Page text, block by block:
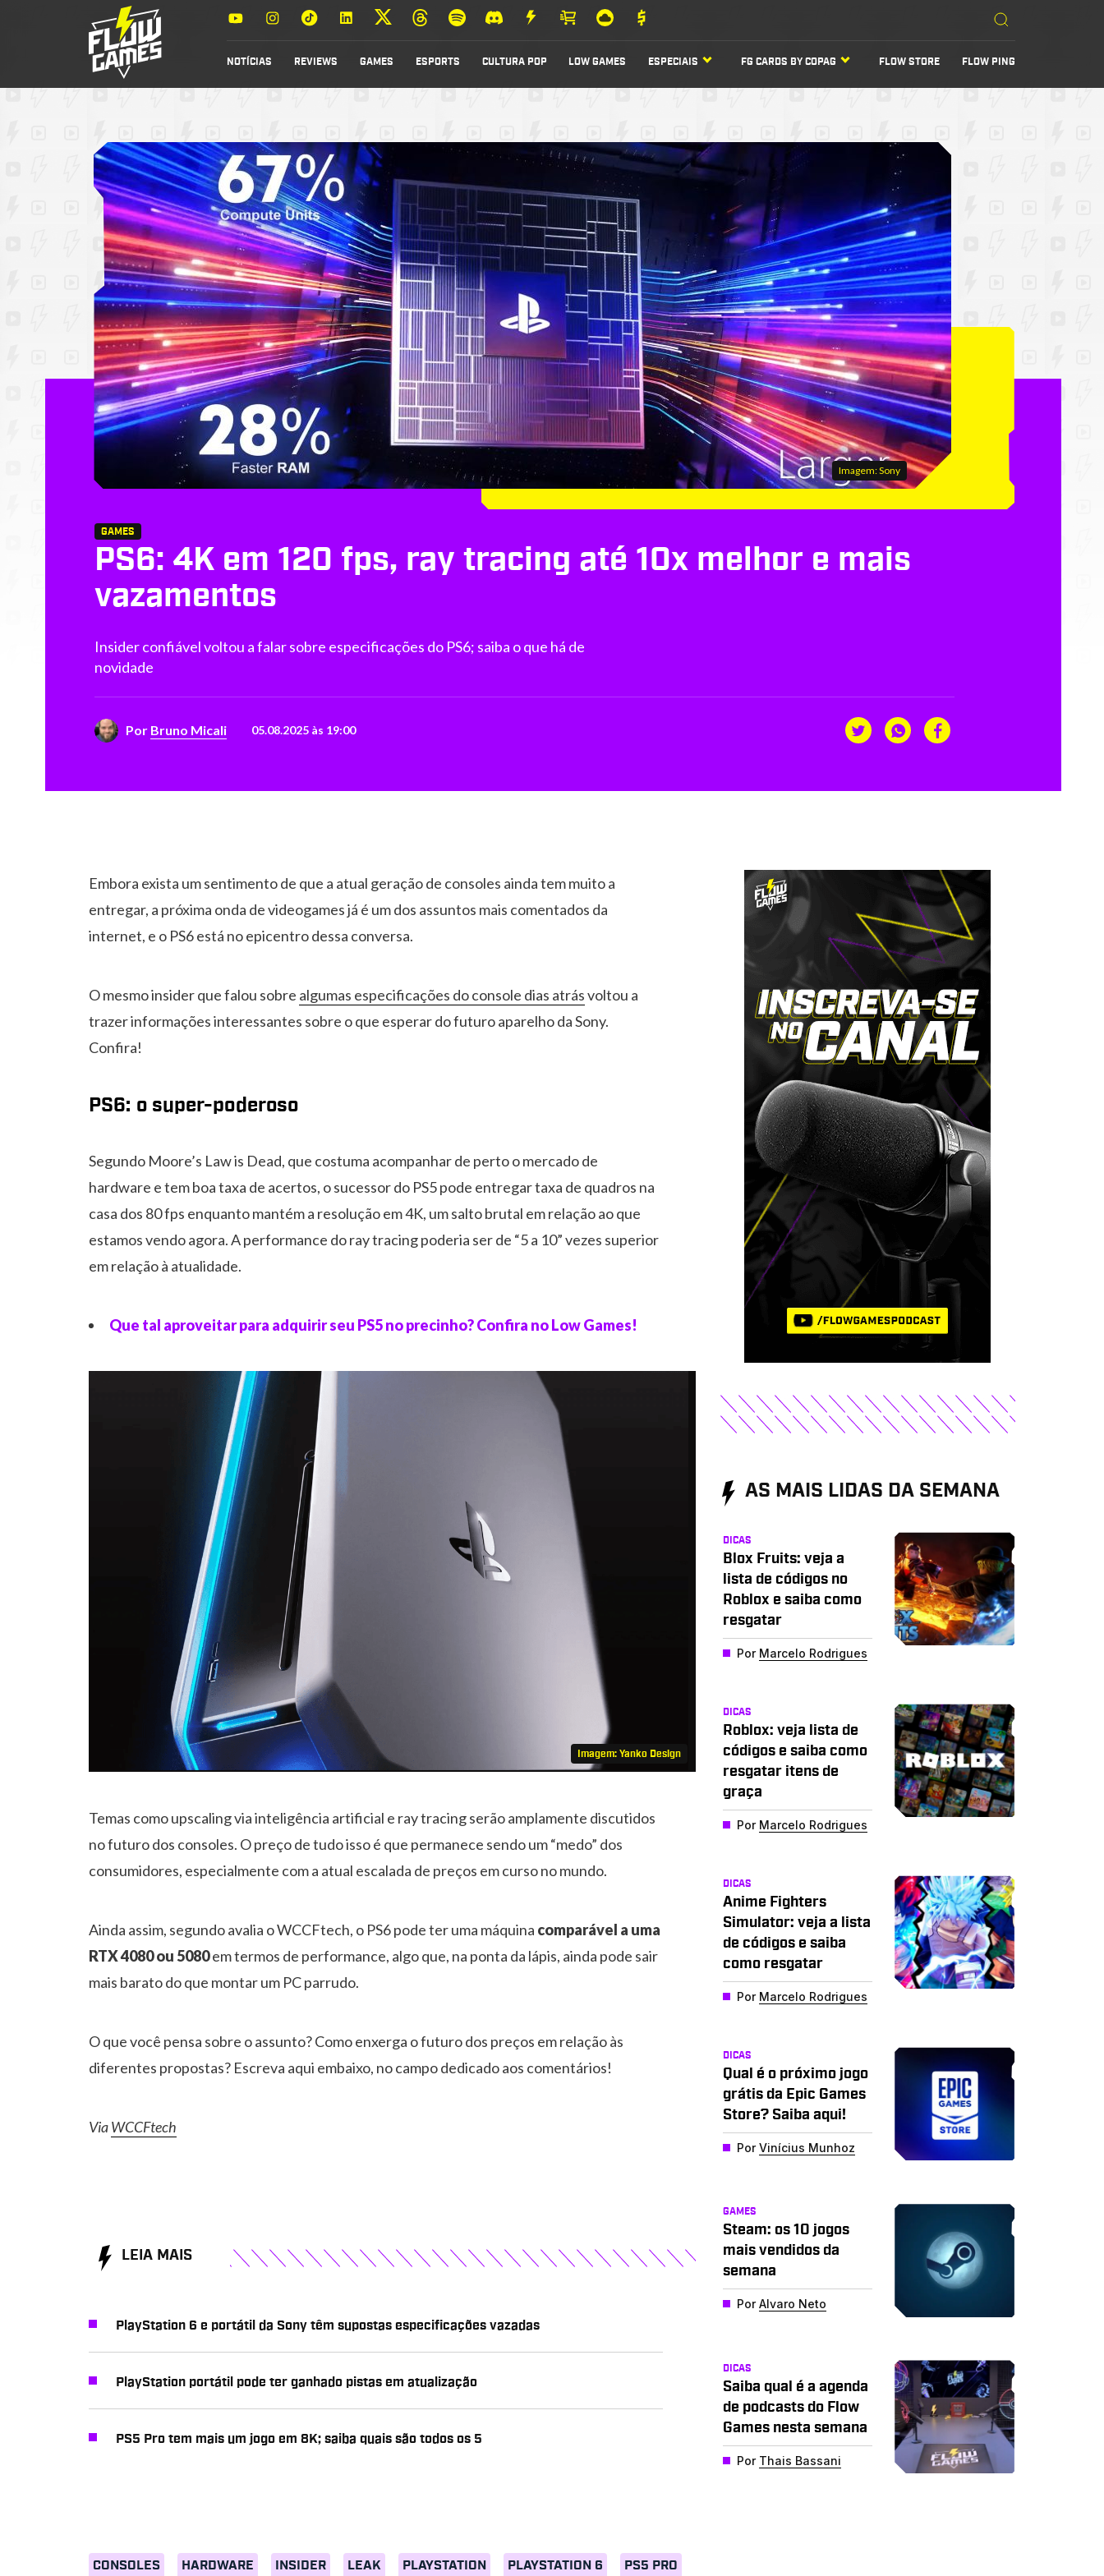
NOTÍCIAS REVIEWS GAMES ESPORTS CULTURA POP LOW GAMES ESPECIAIS FG CARDS BY COPAG FLOW STORE FLOW PING
Imagem: Sony
GAMES
PS6: 4K em 120 fps, ray tracing até 10x melhor e mais
vazamentos
Insider confiável voltou a falar sobre especificações do PS6; saiba o que há de
novidade
Por Bruno Micali 05.08.2025 às 19:00
Embora exista um sentimento de que a atual geração de consoles ainda tem muito a
entregar, a próxima onda de videogames já é um dos assuntos mais comentados da
internet, e o PS6 está no epicentro dessa conversa.
O mesmo insider que falou sobre algumas especificações do console dias atrásvoltou a
trazer informações interessantes sobre o que esperar do futuro aparelho da Sony.
Confira!
PS6: o super-poderoso
Segundo Moore’s Law is Dead, que costuma acompanhar de perto o mercado de
hardware e tem boa taxa de acertos, o sucessor do PS5 pode entregar taxa de quadros na
casa dos 80 fps enquanto mantém a resolução em 4K, um salto brutal em relação ao que
estamos vendo agora. A performance do ray tracing poderia ser de “5 a 10” vezes superior
em relação à atualidade.
Que tal aproveitar para adquirir seu PS5 no precinho? Confira no Low Games!
Imagem: Yanko Design
Temas como upscaling via inteligência artificial e ray tracing serão amplamente discutidos
no futuro dos consoles. O preço de tudo isso é que permanece sendo um “medo” dos
consumidores, especialmente com a atual escalada de preços em curso no mundo.
Ainda assim, segundo avalia o WCCFtech, o PS6 pode ter uma máquina comparável a uma
RTX 4080 ou 5080em termos de performance, algo que, na ponta da lápis, ainda pode sair
mais barato do que montar um PC parrudo.
O que você pensa sobre o assunto? Como enxerga o futuro dos preços em relação às
diferentes propostas? Escreva aqui embaixo, no campo dedicado aos comentários!
ViaWCCFtech
CONSOLES HARDWARE INSIDER LEAK PLAYSTATION PLAYSTATION 6 PS5 PRO
LEIA MAIS
PlayStation 6 e portátil da Sony têm supostas especificações vazadas
PlayStation portátil pode ter ganhado pistas em atualização
PS5 Pro tem mais um jogo em 8K; saiba quais são todos os 5
AS MAIS LIDAS DA SEMANA
DICAS
Blox Fruits: veja a
lista de códigos no
Roblox e saiba como
resgatar
Por Marcelo Rodrigues
DICAS
Roblox: veja lista de
códigos e saiba como
resgatar itens de
graça
Por Marcelo Rodrigues
DICAS
Anime Fighters
Simulator: veja a lista
de códigos e saiba
como resgatar
Por Marcelo Rodrigues
DICAS
Qual é o próximo jogo
grátis da Epic Games
Store? Saiba aqui!
PorVinícius Munhoz
GAMES
Steam: os 10 jogos
mais vendidos da
semana
PorAlvaro Neto
DICAS
Saiba qual é a agenda
de podcasts do Flow
Games nesta semana
Por Thais Bassani